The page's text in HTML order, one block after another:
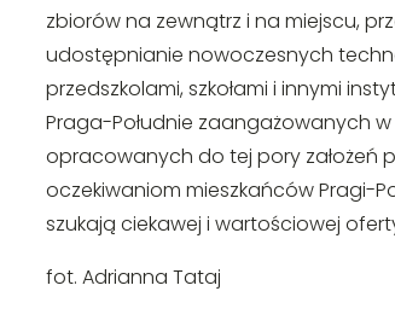
zbiorów na zewnątrz i na miejscu,
udostępnianie nowoczesnych
przedszkolami, szkołami i innymi
Praga-Południe zaangażowanych
opracowanych do tej pory założeń
oczekiwaniom mieszkańców Pragi-
szukają ciekawej i wartościowej
fot. Adrianna Tataj